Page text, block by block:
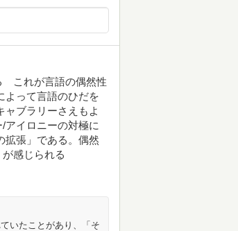
これが言語の偶然性
よって言語のひだを
ブラリーさえもよ
アイロニーの対極に
拡張」である。偶然
感じられる
いたことがあり、「そ